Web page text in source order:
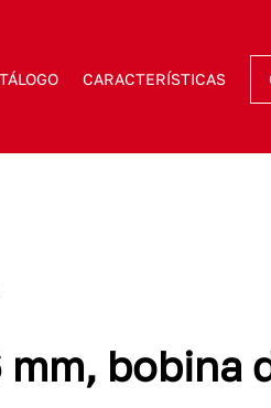
CARACTERÍSTICAS
bobina